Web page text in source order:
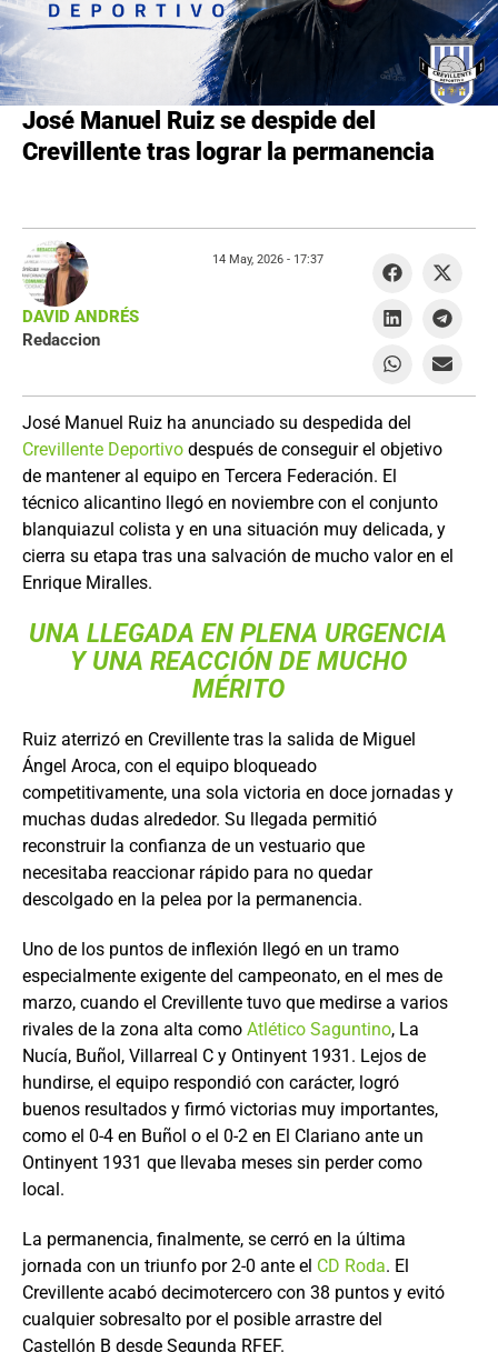
José Manuel Ruiz se despide del
Crevillente tras lograr la permanencia
José Manuel Ruiz ha anunciado su despedida del
Crevillente Deportivo después de conseguir el objetivo
de mantener al equipo en Tercera Federación. El
técnico alicantino llegó en noviembre con el conjunto
blanquiazul colista y en una situación muy delicada, y
cierra su etapa tras una salvación de mucho valor en el
Enrique Miralles.
UNA LLEGADA EN PLENA URGENCIA
Y UNA REACCIÓN DE MUCHO
MÉRITO
Ruiz aterrizó en Crevillente tras la salida de Miguel
Ángel Aroca, con el equipo bloqueado
competitivamente, una sola victoria en doce jornadas y
muchas dudas alrededor. Su llegada permitió
reconstruir la confianza de un vestuario que
necesitaba reaccionar rápido para no quedar
descolgado en la pelea por la permanencia.
Uno de los puntos de inflexión llegó en un tramo
especialmente exigente del campeonato, en el mes de
marzo, cuando el Crevillente tuvo que medirse a varios
rivales de la zona alta como Atlético Saguntino, La
Nucía, Buñol, Villarreal C y Ontinyent 1931. Lejos de
hundirse, el equipo respondió con carácter, logró
buenos resultados y firmó victorias muy importantes,
como el 0-4 en Buñol o el 0-2 en El Clariano ante un
Ontinyent 1931 que llevaba meses sin perder como
local.
La permanencia, finalmente, se cerró en la última
jornada con un triunfo por 2-0 ante el CD Roda. El
Crevillente acabó decimotercero con 38 puntos y evitó
cualquier sobresalto por el posible arrastre del
Castellón B desde Segunda RFEF.
DAVID ANDRÉS
Redaccion
14 May, 2026 - 17:37